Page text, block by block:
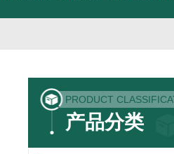
PRODUCT
产品分类